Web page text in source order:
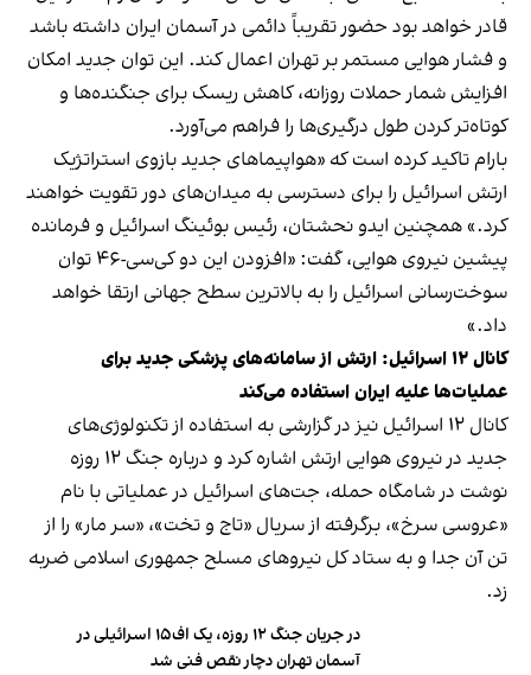
قادر خواهد بود حضور تقریباً دائمی در آسمان ایران داشته باشد
و فشار هوایی مستمر بر تهران اعمال کند. این توان جدید امکان
افزایش شمار حملات روزانه، کاهش ریسک برای جنگنده‌ها و
کوتاه‌تر کردن طول درگیری‌ها را فراهم می‌آورد.
بارام تاکید کرده است که «هواپیماهای جدید بازوی استراتژیک
ارتش اسرائیل را برای دسترسی به میدان‌های دور تقویت خواهند
کرد.» همچنین ایدو نحشتان، رئیس بوئینگ اسرائیل و فرمانده
پیشین نیروی هوایی، گفت: «افزودن این دو کی‌سی-۴۶ توان
سوخت‌رسانی اسرائیل را به بالاترین سطح جهانی ارتقا خواهد
داد.»
کانال ۱۲ اسرائیل: ارتش از سامانه‌های پزشکی جدید برای
عملیات‌ها علیه ایران استفاده می‌کند
کانال ۱۲ اسرائیل نیز در گزارشی به استفاده از تکنولوژی‌های
جدید در نیروی هوایی ارتش اشاره کرد و درباره جنگ ۱۲ روزه
نوشت در شامگاه حمله، جت‌های اسرائیل در عملیاتی با نام
«عروسی سرخ»، برگرفته از سریال «تاج و تخت»، «سر مار» را از
تن آن جدا و به ستاد کل نیروهای مسلح جمهوری اسلامی ضربه
زد.
در جریان جنگ ۱۲ روزه، یک اف‌۱۵ اسرائیلی در
آسمان تهران دچار نقص فنی شد